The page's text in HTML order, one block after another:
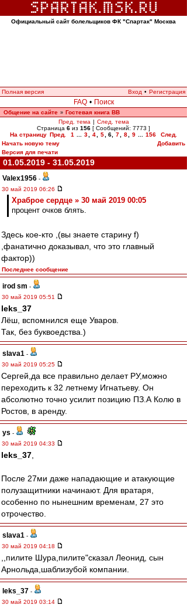
Официальный сайт болельщиков ФК "Спартак" Москва
Полная версия Вход • Регистрация
FAQ • Поиск
Общение на сайте » Гостевая книга ВВ
Пред. тема | След. тема
Страница 6 из 156 [ Сообщений: 7773 ]
На страницу Пред. 1 3 4 5 6 7 8 9 156
След.
Начать новую тему
Добавить
Версия для печати
01.05.2019 - 31.05.2019
Valex1956 -
30 май 2019 06:26
Храброе сердце » 30 май 2019 00:05
процент очков блять.
Здесь кое-кто ,(вы знаете старину f)
,фанатично доказывал, что это главный
фактор))
Последнее сообщение
irod sm -
30 май 2019 05:51
leks_37
Лёш, вспомнился еще Уваров.
Так, без буквоедства.)
slava1 -
30 май 2019 05:25
Сергей,да все правильно делает РУ,можно
переходить к 32 летнему Игнатьеву. Он
абсолютно точно усилит позицию ПЗ.А Колю в
Ростов, в аренду.
ys -
30 май 2019 04:33
leks_37
После 27ми даже нападающие и атакующие
полузащитники начинают. Для вратаря,
особенно по нынешним временам, 27 это
отрочество.
slava1 -
30 май 2019 04:18
,,пилите Шура,пилите"сказал Леонид, сын
Арнольда,шаблизубой компании.
leks_37 -
30 май 2019 03:14